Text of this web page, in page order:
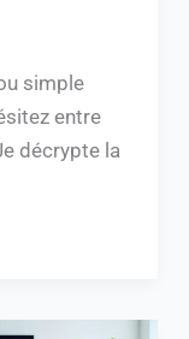
simple
entre
décrypte la